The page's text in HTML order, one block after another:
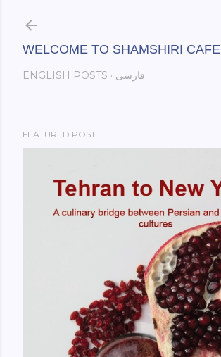
WELCOME TO SHAMSHIRI CAFE
ENGLISH POSTS فارسی
FEATURED POST